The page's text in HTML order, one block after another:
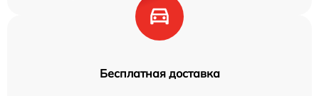
Бесплатная доставка